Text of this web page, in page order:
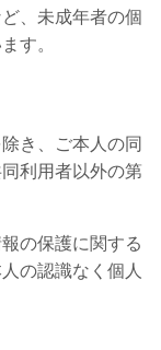
、未成年者の個
す。
き、ご本人の同
利用者以外の第
の保護に関する
の認識なく個人